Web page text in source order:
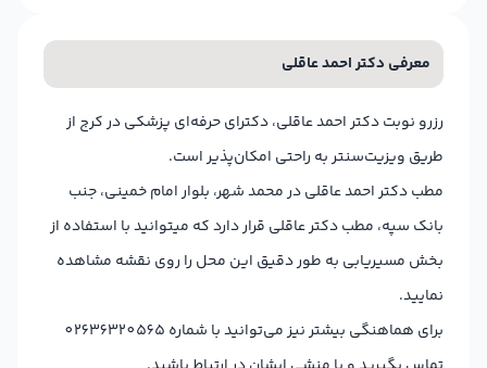
معرفی دکتر احمد عاقلی
رزرو نوبت دکتر احمد عاقلی، دکترای حرفه‌ای پزشکی در کرج از
طریق ویزیت‌سنتر به راحتی امکان‌پذیر است.
مطب دکتر احمد عاقلی در محمد شهر، بلوار امام خمینی، جنب
بانک سپه، مطب دکتر عاقلی قرار دارد که میتوانید با استفاده از
بخش مسیریابی به طور دقیق این محل را روی نقشه مشاهده
نمایید.
برای هماهنگی بیشتر نیز می‌توانید با شماره 02636320565